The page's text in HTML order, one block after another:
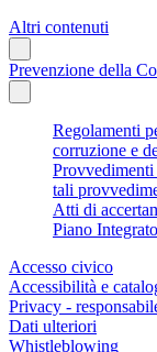
Altri contenuti
Prevenzione della
Regolamenti
corruzione e
tali
Atti di
Piano
Accesso civico
Accessibilità e
Privacy -
Dati ulteriori
Whistleblowing